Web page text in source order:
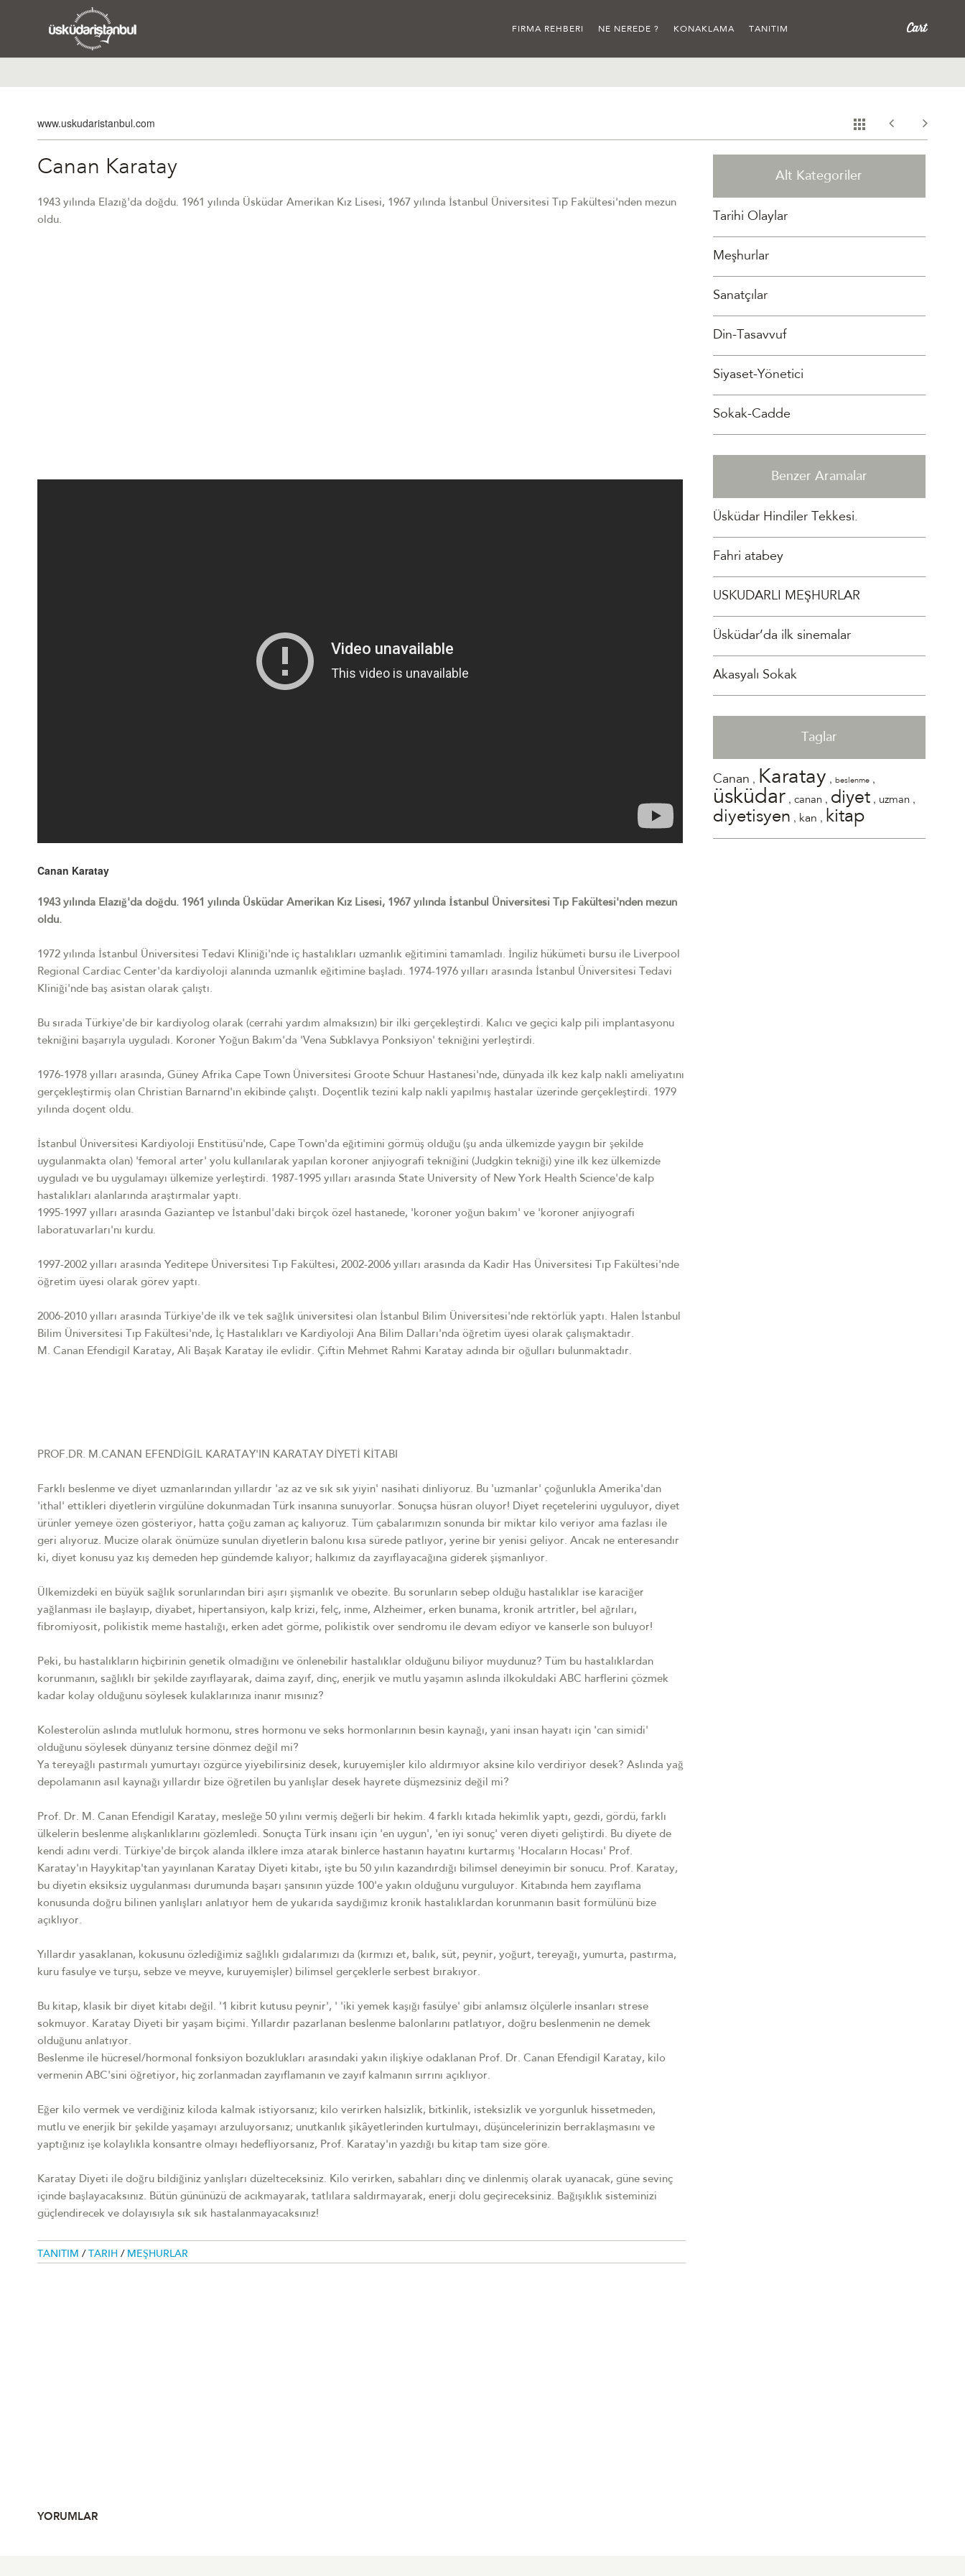
FIRMA REHBERI NE NEREDE ? KONAKLAMA TANITIM
www.uskudaristanbul.com
Canan Karatay
1943 yılında Elazığ'da doğdu. 1961 yılında Üsküdar Amerikan Kız Lisesi, 1967 yılında İstanbul Üniversitesi Tıp Fakültesi'nden mezun
oldu.
Canan Karatay
1943 yılında Elazığ'da doğdu. 1961 yılında Üsküdar Amerikan Kız Lisesi, 1967 yılında İstanbul Üniversitesi Tıp Fakültesi'nden mezun
oldu.
1972 yılında İstanbul Üniversitesi Tedavi Kliniği'nde iç hastalıkları uzmanlık eğitimini tamamladı. İngiliz hükümeti bursu ile Liverpool
Regional Cardiac Center'da kardiyoloji alanında uzmanlık eğitimine başladı. 1974-1976 yılları arasında İstanbul Üniversitesi Tedavi
Kliniği'nde baş asistan olarak çalıştı.
Bu sırada Türkiye'de bir kardiyolog olarak (cerrahi yardım almaksızın) bir ilki gerçekleştirdi. Kalıcı ve geçici kalp pili implantasyonu
tekniğini başarıyla uyguladı. Koroner Yoğun Bakım'da 'Vena Subklavya Ponksiyon' tekniğini yerleştirdi.
1976-1978 yılları arasında, Güney Afrika Cape Town Üniversitesi Groote Schuur Hastanesi'nde, dünyada ilk kez kalp nakli ameliyatını
gerçekleştirmiş olan Christian Barnarnd'ın ekibinde çalıştı. Doçentlik tezini kalp nakli yapılmış hastalar üzerinde gerçekleştirdi. 1979
yılında doçent oldu.
İstanbul Üniversitesi Kardiyoloji Enstitüsü'nde, Cape Town'da eğitimini görmüş olduğu (şu anda ülkemizde yaygın bir şekilde
uygulanmakta olan) 'femoral arter' yolu kullanılarak yapılan koroner anjiyografi tekniğini (Judgkin tekniği) yine ilk kez ülkemizde
uyguladı ve bu uygulamayı ülkemize yerleştirdi. 1987-1995 yılları arasında State University of New York Health Science'de kalp
hastalıkları alanlarında araştırmalar yaptı.
1995-1997 yılları arasında Gaziantep ve İstanbul'daki birçok özel hastanede, 'koroner yoğun bakım' ve 'koroner anjiyografi
laboratuvarları'nı kurdu.
1997-2002 yılları arasında Yeditepe Üniversitesi Tıp Fakültesi, 2002-2006 yılları arasında da Kadir Has Üniversitesi Tıp Fakültesi'nde
öğretim üyesi olarak görev yaptı.
2006-2010 yılları arasında Türkiye'de ilk ve tek sağlık üniversitesi olan İstanbul Bilim Üniversitesi'nde rektörlük yaptı. Halen İstanbul
Bilim Üniversitesi Tıp Fakültesi'nde, İç Hastalıkları ve Kardiyoloji Ana Bilim Dalları'nda öğretim üyesi olarak çalışmaktadır.
M. Canan Efendigil Karatay, Ali Başak Karatay ile evlidir. Çiftin Mehmet Rahmi Karatay adında bir oğulları bulunmaktadır.
PROF.DR. M.CANAN EFENDİGİL KARATAY'IN KARATAY DİYETİ KİTABI
Farklı beslenme ve diyet uzmanlarından yıllardır 'az az ve sık sık yiyin' nasihati dinliyoruz. Bu 'uzmanlar' çoğunlukla Amerika'dan
'ithal' ettikleri diyetlerin virgülüne dokunmadan Türk insanına sunuyorlar. Sonuçsa hüsran oluyor! Diyet reçetelerini uyguluyor, diyet
ürünler yemeye özen gösteriyor, hatta çoğu zaman aç kalıyoruz. Tüm çabalarımızın sonunda bir miktar kilo veriyor ama fazlası ile
geri alıyoruz. Mucize olarak önümüze sunulan diyetlerin balonu kısa sürede patlıyor, yerine bir yenisi geliyor. Ancak ne enteresandır
ki, diyet konusu yaz kış demeden hep gündemde kalıyor; halkımız da zayıflayacağına giderek şişmanlıyor.
Ülkemizdeki en büyük sağlık sorunlarından biri aşırı şişmanlık ve obezite. Bu sorunların sebep olduğu hastalıklar ise karaciğer
yağlanması ile başlayıp, diyabet, hipertansiyon, kalp krizi, felç, inme, Alzheimer, erken bunama, kronik artritler, bel ağrıları,
fibromiyosit, polikistik meme hastalığı, erken adet görme, polikistik over sendromu ile devam ediyor ve kanserle son buluyor!
Peki, bu hastalıkların hiçbirinin genetik olmadığını ve önlenebilir hastalıklar olduğunu biliyor muydunuz? Tüm bu hastalıklardan
korunmanın, sağlıklı bir şekilde zayıflayarak, daima zayıf, dinç, enerjik ve mutlu yaşamın aslında ilkokuldaki ABC harflerini çözmek
kadar kolay olduğunu söylesek kulaklarınıza inanır mısınız?
Kolesterolün aslında mutluluk hormonu, stres hormonu ve seks hormonlarının besin kaynağı, yani insan hayatı için 'can simidi'
olduğunu söylesek dünyanız tersine dönmez değil mi?
Ya tereyağlı pastırmalı yumurtayı özgürce yiyebilirsiniz desek, kuruyemişler kilo aldırmıyor aksine kilo verdiriyor desek? Aslında yağ
depolamanın asıl kaynağı yıllardır bize öğretilen bu yanlışlar desek hayrete düşmezsiniz değil mi?
Prof. Dr. M. Canan Efendigil Karatay, mesleğe 50 yılını vermiş değerli bir hekim. 4 farklı kıtada hekimlik yaptı, gezdi, gördü, farklı
ülkelerin beslenme alışkanlıklarını gözlemledi. Sonuçta Türk insanı için 'en uygun', 'en iyi sonuç' veren diyeti geliştirdi. Bu diyete de
kendi adını verdi. Türkiye'de birçok alanda ilklere imza atarak binlerce hastanın hayatını kurtarmış 'Hocaların Hocası' Prof.
Karatay'ın Hayykitap'tan yayınlanan Karatay Diyeti kitabı, işte bu 50 yılın kazandırdığı bilimsel deneyimin bir sonucu. Prof. Karatay,
bu diyetin eksiksiz uygulanması durumunda başarı şansının yüzde 100'e yakın olduğunu vurguluyor. Kitabında hem zayıflama
konusunda doğru bilinen yanlışları anlatıyor hem de yukarıda saydığımız kronik hastalıklardan korunmanın basit formülünü bize
açıklıyor.
Yıllardır yasaklanan, kokusunu özlediğimiz sağlıklı gıdalarımızı da (kırmızı et, balık, süt, peynir, yoğurt, tereyağı, yumurta, pastırma,
kuru fasulye ve turşu, sebze ve meyve, kuruyemişler) bilimsel gerçeklerle serbest bırakıyor.
Bu kitap, klasik bir diyet kitabı değil. '1 kibrit kutusu peynir', ' 'iki yemek kaşığı fasülye' gibi anlamsız ölçülerle insanları strese
sokmuyor. Karatay Diyeti bir yaşam biçimi. Yıllardır pazarlanan beslenme balonlarını patlatıyor, doğru beslenmenin ne demek
olduğunu anlatıyor.
Beslenme ile hücresel/hormonal fonksiyon bozuklukları arasındaki yakın ilişkiye odaklanan Prof. Dr. Canan Efendigil Karatay, kilo
vermenin ABC'sini öğretiyor, hiç zorlanmadan zayıflamanın ve zayıf kalmanın sırrını açıklıyor.
Eğer kilo vermek ve verdiğiniz kiloda kalmak istiyorsanız; kilo verirken halsizlik, bitkinlik, isteksizlik ve yorgunluk hissetmeden,
mutlu ve enerjik bir şekilde yaşamayı arzuluyorsanız; unutkanlık şikâyetlerinden kurtulmayı, düşüncelerinizin berraklaşmasını ve
yaptığınız işe kolaylıkla konsantre olmayı hedefliyorsanız, Prof. Karatay'ın yazdığı bu kitap tam size göre.
Karatay Diyeti ile doğru bildiğiniz yanlışları düzelteceksiniz. Kilo verirken, sabahları dinç ve dinlenmiş olarak uyanacak, güne sevinç
içinde başlayacaksınız. Bütün gününüzü de acıkmayarak, tatlılara saldırmayarak, enerji dolu geçireceksiniz. Bağışıklık sisteminizi
güçlendirecek ve dolayısıyla sık sık hastalanmayacaksınız!
TANITIM / TARIH / MEŞHURLAR
YORUMLAR
Alt Kategoriler
Tarihi Olaylar
Meşhurlar
Sanatçılar
Din-Tasavvuf
Siyaset-Yönetici
Sokak-Cadde
Benzer Aramalar
Üsküdar Hindiler Tekkesi.
Fahri atabey
USKUDARLI MEŞHURLAR
Üsküdar’da ilk sinemalar
Akasyalı Sokak
Taglar
Canan , Karatay ,beslenme ,
üsküdar ,canan , diyet , uzman ,
diyetisyen , kan , kitap